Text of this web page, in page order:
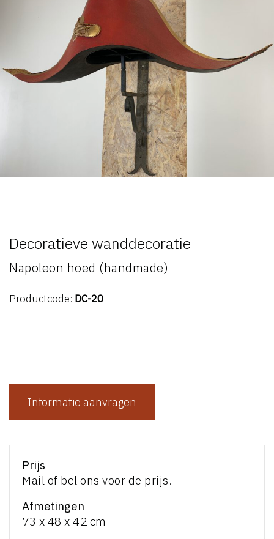
Decoratieve wanddecoratie
Napoleon hoed (handmade)
Productcode: DC-20
Informatie aanvragen
Prijs
Mail of bel ons voor de prijs.
Afmetingen
73 x 48 x 42 cm